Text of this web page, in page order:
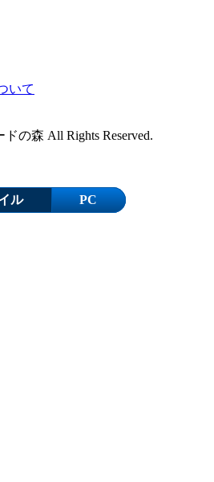
いて
の森 All Rights Reserved.
ル PC